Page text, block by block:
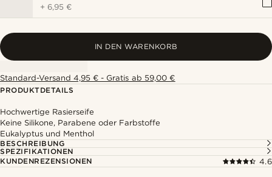
+6,95 €
IN DEN WARENKORB
Standard-Versand 4,95 € - Gratis ab 59,00 €
PRODUKTDETAILS
Hochwertige Rasierseife
Keine Silikone, Parabene oder Farbstoffe
Eukalyptus und Menthol
BESCHREIBUNG
SPEZIFIKATIONEN
KUNDENREZENSIONEN
4.6